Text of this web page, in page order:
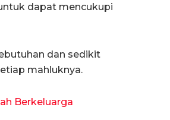
dapat mencukupi
dan sedikit
mahluknya.
Berkeluarga